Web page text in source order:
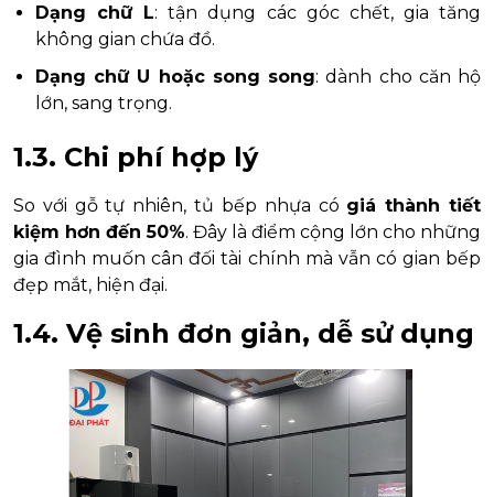
Dạng chữ L: tận dụng các góc chết, gia tăng
không gian chứa đồ.
Dạng chữ U hoặc song song: dành cho căn hộ
lớn, sang trọng.
1.3. Chi phí hợp lý
So với gỗ tự nhiên, tủ bếp nhựa có giá thành tiết
kiệm hơn đến 50%. Đây là điểm cộng lớn cho những
gia đình muốn cân đối tài chính mà vẫn có gian bếp
đẹp mắt, hiện đại.
1.4. Vệ sinh đơn giản, dễ sử dụng